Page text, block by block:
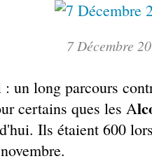
7 Décembre
un long parcours
certains ques les A
Ils étaient 600